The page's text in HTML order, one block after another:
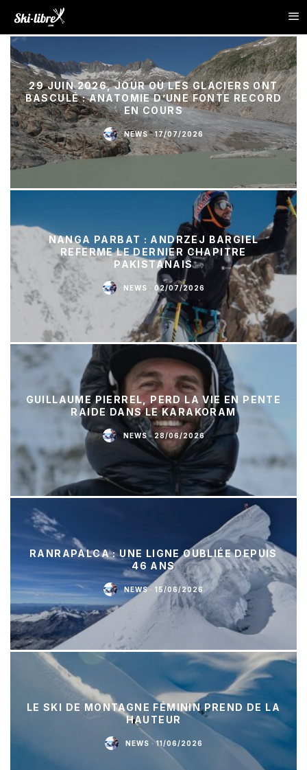
29 JUIN 2026, JOUR OÙ LES GLACIERS ONT
BASCULÉ : ANATOMIE D’UNE FONTE RECORD
EN COURS
NEWS · 17/07/2026
NANGA PARBAT : ANDRZEJ BARGIEL
REFERME LE DERNIER CHAPITRE
PAKISTANAIS
NEWS · 02/07/2026
GUILLAUME PIERREL, PERD LA VIE EN PENTE
RAIDE DANS LE KARAKORAM
NEWS · 28/06/2026
RANRAPALCA : UNE LIGNE OUBLIÉE DEPUIS
46 ANS
NEWS · 15/06/2026
LE SKI DE MONTAGNE FÉMININ PREND DE LA
HAUTEUR
NEWS · 11/06/2026